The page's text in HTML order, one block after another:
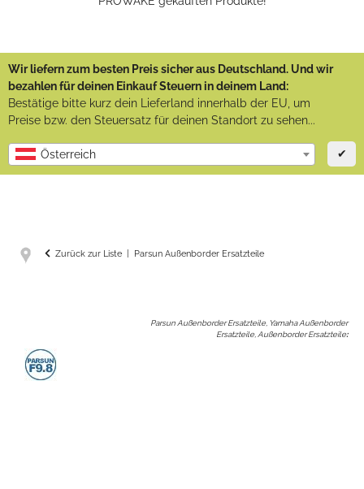
Wir liefern zum besten Preis sicher aus Deutschland. Und wir
bezahlen für deinen Einkauf Steuern in deinem Land:
Bestätige bitte kurz dein Lieferland innerhalb der EU, um
Preise bzw. den Steuersatz für deinen Standort zu sehen...
Österreich ✔
Zurück zur Liste Parsun Außenborder Ersatzteile
Parsun Außenborder Ersatzteile, Yamaha Außenborder
Ersatzteile, Außenborder Ersatzteile: